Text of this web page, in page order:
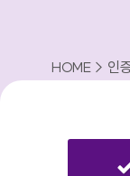
HOME > 인